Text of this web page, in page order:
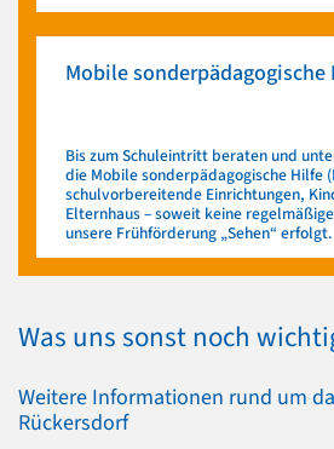
Mobile sonderpädagogische
Bis zum Schuleintritt beraten und
die Mobile sonderpädagogische Hilfe
schulvorbereitende Einrichtungen,
Elternhaus – soweit keine
unsere Frühförderung „Sehen“ erfolgt.
Was uns sonst noch
Weitere Informationen rund um
Rückersdorf